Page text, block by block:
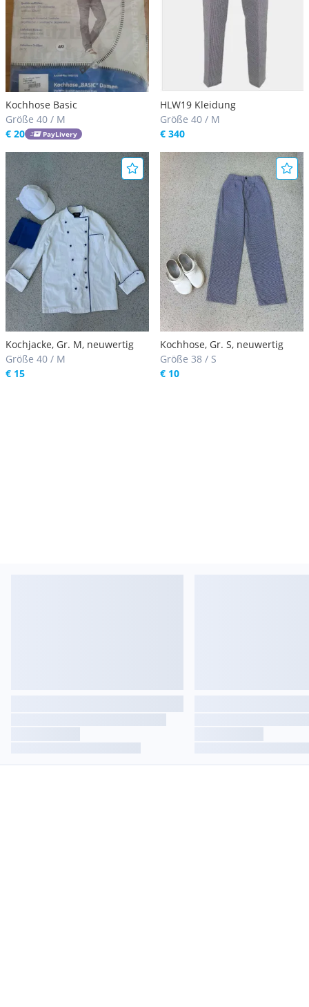
Kochhose Basic
Größe 40 / M
€ 20
PayLivery
HLW19 Kleidung
Größe 40 / M
€ 340
Kochjacke, Gr. M, neuwertig
Größe 40 / M
€ 15
Kochhose, Gr. S, neuwertig
Größe 38 / S
€ 10